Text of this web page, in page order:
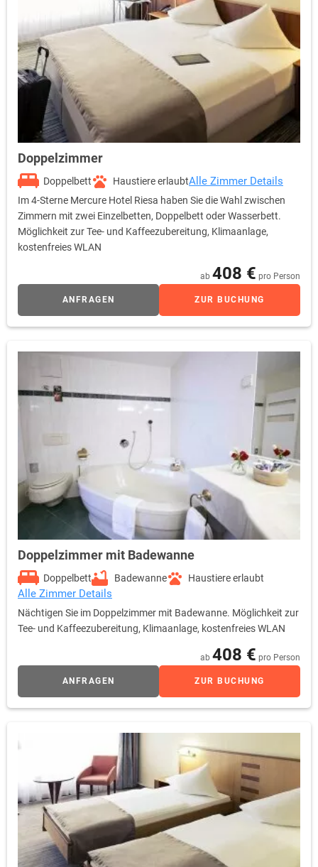
Doppelzimmer
Doppelbett Haustiere erlaubtAlle Zimmer Details
Im 4-Sterne Mercure Hotel Riesa haben Sie die Wahl zwischen
Zimmern mit zwei Einzelbetten, Doppelbett oder Wasserbett.
Möglichkeit zur Tee- und Kaffeezubereitung, Klimaanlage,
kostenfreies WLAN
ab 408 € pro Person
ANFRAGEN ZUR BUCHUNG
Doppelzimmer mit Badewanne
Doppelbett Badewanne Haustiere erlaubt
Alle Zimmer Details
Nächtigen Sie im Doppelzimmer mit Badewanne. Möglichkeit zur
Tee- und Kaffeezubereitung, Klimaanlage, kostenfreies WLAN
ab 408 € pro Person
ANFRAGEN ZUR BUCHUNG